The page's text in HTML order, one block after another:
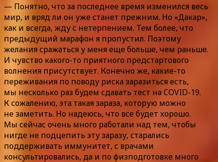
— Понятно, что за последнее время изменился весь
мир, и вряд ли он уже станет прежним. Но «Дакар»,
как и всегда, жду с нетерпением. Тем более, что
предыдущий марафон я пропустил. Поэтому
желания сражаться у меня еще больше, чем раньше.
И чувство какого-то приятного предстартового
волнения присутствует. Конечно же, какие-то
переживания по поводу риска заразиться есть,
мы несколько раз будем сдавать тест на COVID-19.
К сожалению, эта такая зараза, которую можно
не заметить. Но надеюсь, что все будет хорошо.
Мы сейчас очень много работали над тем, чтобы
нигде не подцепить эту заразу, старались
поддерживать иммунитет, с врачами
консультировались, да и по физподготовке много